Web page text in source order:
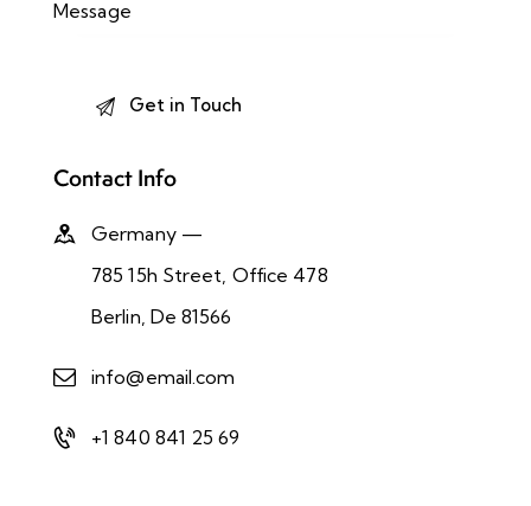
Contact Info
Germany —
785 15h Street, Office 478
Berlin, De 81566
info@email.com
+1 840 841 25 69